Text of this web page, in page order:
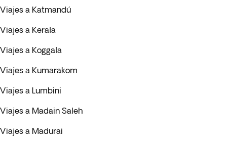
Viajes a Katmandú
Viajes a Kerala
Viajes a Koggala
Viajes a Kumarakom
Viajes a Lumbini
Viajes a Madain Saleh
Viajes a Madurai